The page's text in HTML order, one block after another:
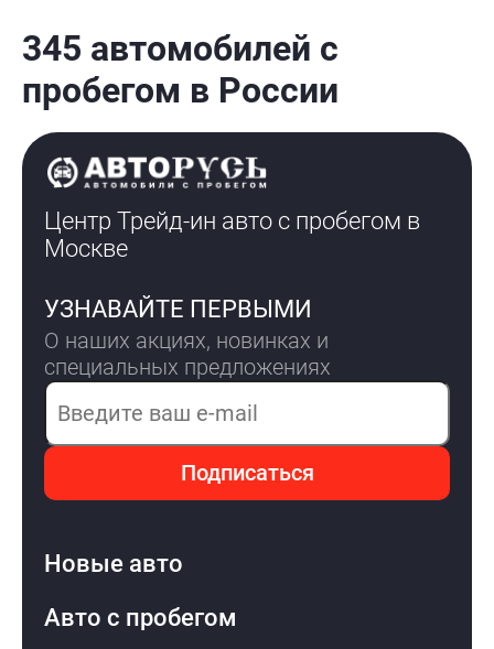
345 автомобилей с
пробегом в России
Центр Трейд-ин авто с пробегом в
Москве
УЗНАВАЙТЕ ПЕРВЫМИ
О наших акциях, новинках и
специальных предложениях
Электронная почта
Подписаться
Новые авто
Авто с пробегом